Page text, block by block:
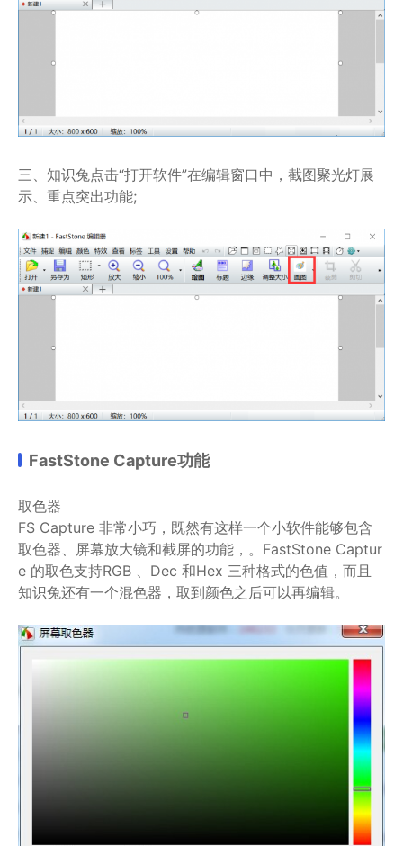
三、知识兔点击“打开软件”在编辑窗口中，截图聚光灯展
示、重点突出功能;
FastStone Capture功能
取色器
FS Capture 非常小巧，既然有这样一个小软件能够包含
取色器、屏幕放大镜和截屏的功能，。FastStone Captur
e 的取色支持RGB 、Dec 和Hex 三种格式的色值，而且
知识兔还有一个混色器，取到颜色之后可以再编辑。